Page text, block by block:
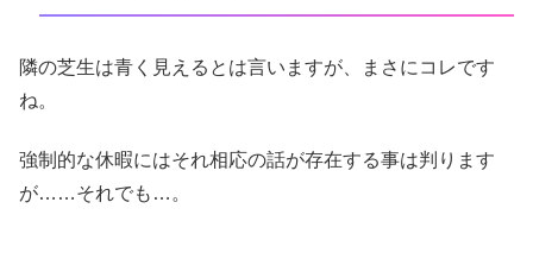
隣の芝生は青く見えるとは言いますが、まさにコレです
ね。
強制的な休暇にはそれ相応の話が存在する事は判ります
が……それでも…。